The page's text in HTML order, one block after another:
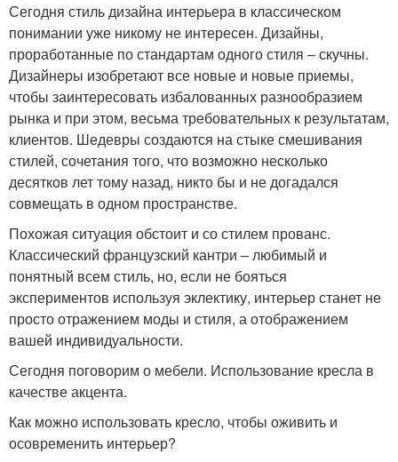
Сегодня стиль дизайна интерьера в классическом
понимании уже никому не интересен. Дизайны,
проработанные по стандартам одного стиля – скучны.
Дизайнеры изобретают все новые и новые приемы,
чтобы заинтересовать избалованных разнообразием
рынка и при этом, весьма требовательных к результатам,
клиентов. Шедевры создаются на стыке смешивания
стилей, сочетания того, что возможно несколько
десятков лет тому назад, никто бы и не догадался
совмещать в одном пространстве.
Похожая ситуация обстоит и со стилем прованс.
Классический французский кантри – любимый и
понятный всем стиль, но, если не бояться
экспериментов используя эклектику, интерьер станет не
просто отражением моды и стиля, а отображением
вашей индивидуальности.
Сегодня поговорим о мебели. Использование кресла в
качестве акцента.
Как можно использовать кресло, чтобы оживить и
осовременить интерьер?